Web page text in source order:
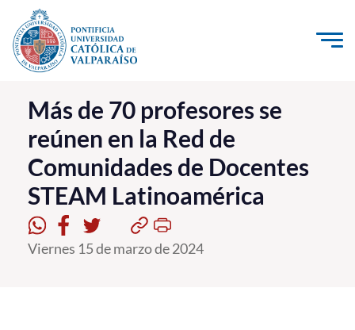
Click acá para ir directamente al contenido
La Universidad
Investigación, Creación e Innovación
PUCV Internacional
Vinculación con el Medio
Admisión
Más de 70 profesores se
reúnen en la Red de
Comunidades de Docentes
STEAM Latinoamérica
Viernes 15 de marzo de 2024